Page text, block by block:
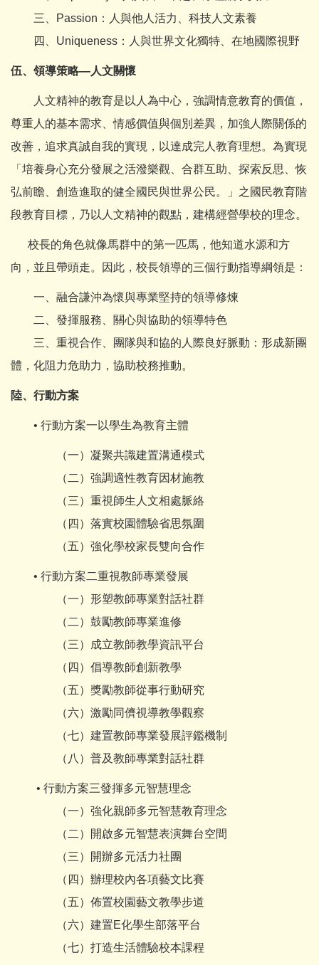
三、Passion：人與他人活力、科技人文素養
四、Uniqueness：人與世界文化獨特、在地國際視野
伍、領導策略—人文關懷
人文精神的教育是以人為中心，強調情意教育的價值，
尊重人的基本需求、情感價值與個別差異，加強人際關係的
改善，追求真誠自我的實現，以達成完人教育理想。為實現
「培養身心充分發展之活潑樂觀、合群互助、探索反思、恢
弘前瞻、創造進取的健全國民與世界公民。」之國民教育階
段教育目標，乃以人文精神的觀點，建構經營學校的理念。
校長的角色就像馬群中的第一匹馬，他知道水源和方
向，並且帶頭走。因此，校長領導的三個行動指導綱領是：
一、融合謙沖為懷與專業堅持的領導修煉
二、發揮服務、關心與協助的領導特色
三、重視合作、團隊與和協的人際良好脈動：形成新團
體，化阻力危助力，協助校務推動。
陸、行動方案
• 行動方案一以學生為教育主體
（一）凝聚共識建置溝通模式
（二）強調適性教育因材施教
（三）重視師生人文相處脈絡
（四）落實校園體驗省思氛圍
（五）強化學校家長雙向合作
• 行動方案二重視教師專業發展
（一）形塑教師專業對話社群
（二）鼓勵教師專業進修
（三）成立教師教學資訊平台
（四）倡導教師創新教學
（五）獎勵教師從事行動研究
（六）激勵同儕視導教學觀察
（七）建置教師專業發展評鑑機制
（八）普及教師專業對話社群
• 行動方案三發揮多元智慧理念
（一）強化親師多元智慧教育理念
（二）開啟多元智慧表演舞台空間
（三）開辦多元活力社團
（四）辦理校內各項藝文比賽
（五）佈置校園藝文教學步道
（六）建置E化學生部落平台
（七）打造生活體驗校本課程